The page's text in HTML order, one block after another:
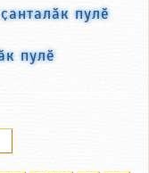
пулӗ
пулӗ